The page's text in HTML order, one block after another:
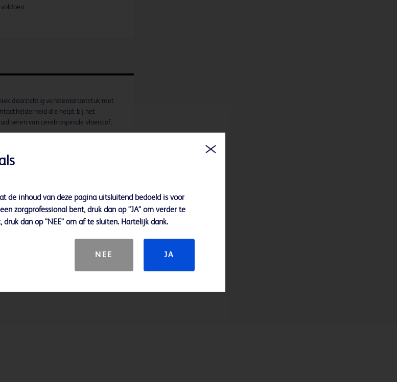
doorzichtig vensteraanzetstuk met
die helpt bij het
van cerebrospinale vloeistof.
de inhoud van deze pagina uitsluitend bedoeld is voor
zorgprofessional bent, druk dan op "JA" om verder te
druk dan op "NEE" om af te sluiten. Hartelijk dank.
NEE JA